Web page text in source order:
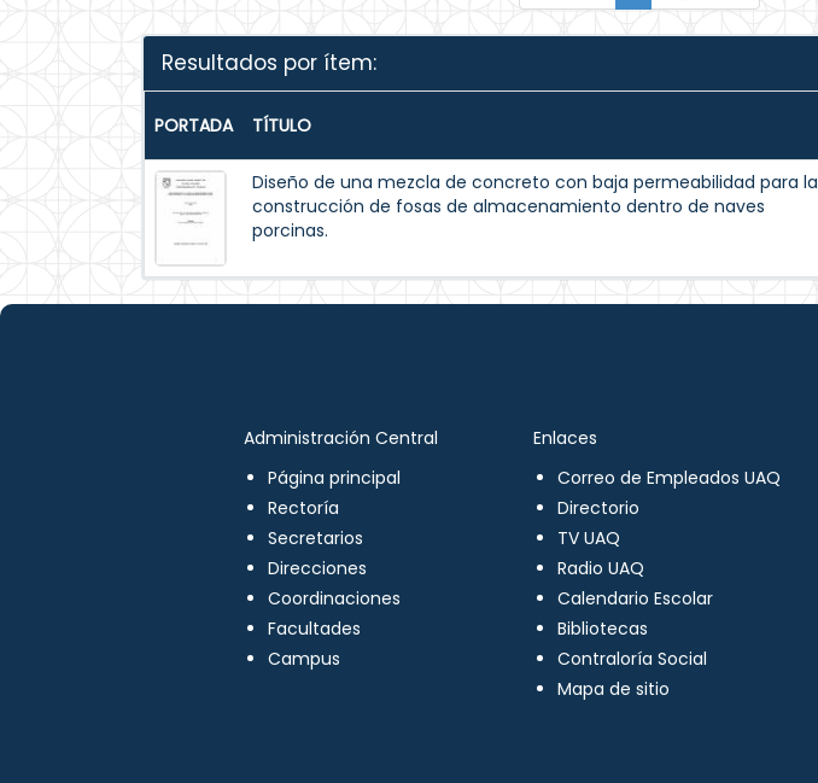
Resultados por ítem:
PORTADA TÍTULO
Diseño de una mezcla de concreto con baja permeabilidad para la
construcción de fosas de almacenamiento dentro de naves
porcinas.
Administración Central
Página principal
Rectoría
Secretarios
Direcciones
Coordinaciones
Facultades
Campus
Enlaces
Correo de Empleados UAQ
Directorio
TV UAQ
Radio UAQ
Calendario Escolar
Bibliotecas
Contraloría Social
Mapa de sitio